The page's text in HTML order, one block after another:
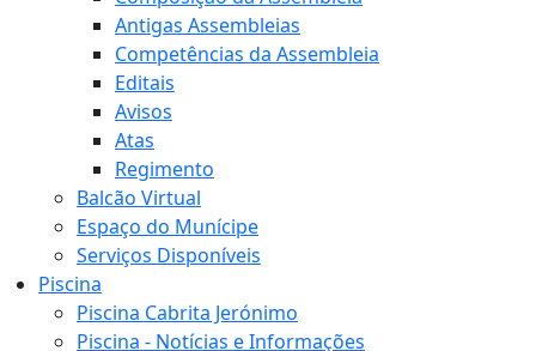
Antigas Assembleias
Competências da Assembleia
Editais
Avisos
Atas
Regimento
Balcão Virtual
Espaço do Munícipe
Serviços Disponíveis
Piscina
Piscina Cabrita Jerónimo
Piscina - Notícias e Informações